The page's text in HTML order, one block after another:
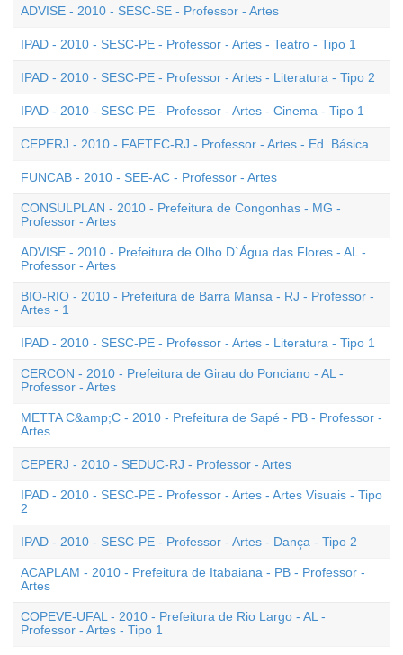
ADVISE - 2010 - SESC-SE - Professor - Artes
IPAD - 2010 - SESC-PE - Professor - Artes - Teatro - Tipo 1
IPAD - 2010 - SESC-PE - Professor - Artes - Literatura - Tipo 2
IPAD - 2010 - SESC-PE - Professor - Artes - Cinema - Tipo 1
CEPERJ - 2010 - FAETEC-RJ - Professor - Artes - Ed. Básica
FUNCAB - 2010 - SEE-AC - Professor - Artes
CONSULPLAN - 2010 - Prefeitura de Congonhas - MG -
Professor - Artes
ADVISE - 2010 - Prefeitura de Olho D`Água das Flores - AL -
Professor - Artes
BIO-RIO - 2010 - Prefeitura de Barra Mansa - RJ - Professor -
Artes - 1
IPAD - 2010 - SESC-PE - Professor - Artes - Literatura - Tipo 1
CERCON - 2010 - Prefeitura de Girau do Ponciano - AL -
Professor - Artes
METTA C&amp;C - 2010 - Prefeitura de Sapé - PB - Professor -
Artes
CEPERJ - 2010 - SEDUC-RJ - Professor - Artes
IPAD - 2010 - SESC-PE - Professor - Artes - Artes Visuais - Tipo
2
IPAD - 2010 - SESC-PE - Professor - Artes - Dança - Tipo 2
ACAPLAM - 2010 - Prefeitura de Itabaiana - PB - Professor -
Artes
COPEVE-UFAL - 2010 - Prefeitura de Rio Largo - AL -
Professor - Artes - Tipo 1